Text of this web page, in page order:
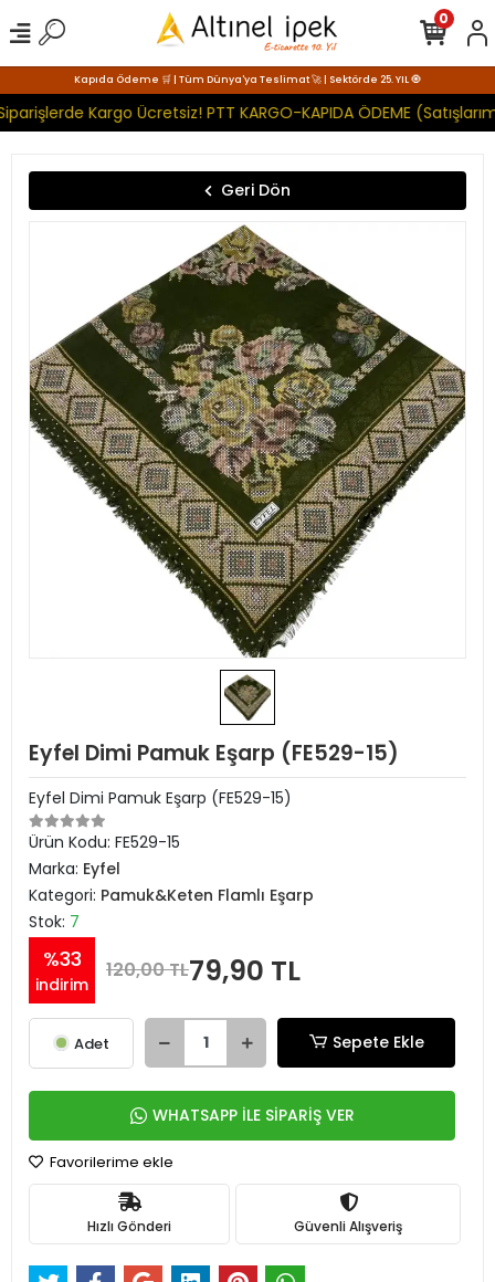
Kapıda Ödeme 🛒 | Tüm Dünya'ya Teslimat 🚀 | Sektörde 25. YIL 🧿
Kargo Ücretsiz! PTT KARGO-KAPIDA ÖDEME
0
Geri Dön
Eyfel Dimi Pamuk Eşarp (FE529-15)
Eyfel Dimi Pamuk Eşarp (FE529-15)
Ürün Kodu: FE529-15
Marka: Eyfel
Kategori: Pamuk&Keten Flamlı Eşarp
Stok: 7
%33
indirim
120,00 TL79,90 TL
Adet Sepete Ekle
WHATSAPP İLE SİPARİŞ VER
Favorilerime ekle
Hızlı Gönderi Güvenli Alışveriş